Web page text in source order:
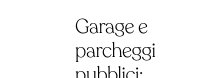
Garage e
parcheggi